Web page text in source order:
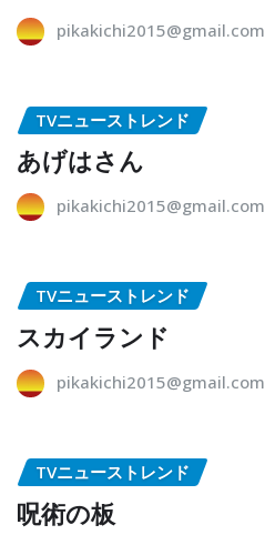
pikakichi2015@gmail.com
TVニューストレンド
あげはさん
pikakichi2015@gmail.com
TVニューストレンド
スカイランド
pikakichi2015@gmail.com
TVニューストレンド
呪術の板